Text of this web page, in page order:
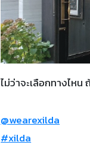
ไม่ว่าจะเลือกทางไห
@wearexilda
#xilda